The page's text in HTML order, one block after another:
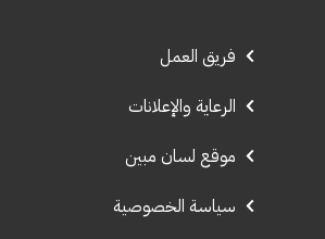
فريق العمل
الرعاية والإعلانات
موقع لسان مبين
سياسة الخصوصية